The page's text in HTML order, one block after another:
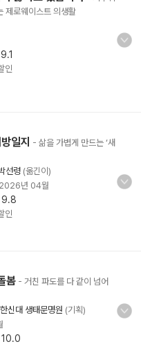
제로웨이스트 의생활
9.1
인
일지 - 삶을 가볍게 만드는 ‘새
선령 (옮긴이)
2026년 04월
9.8
인
봄 - 거친 파도를 다 같이 넘어
한신대 생태문명원 (기획)
10.0